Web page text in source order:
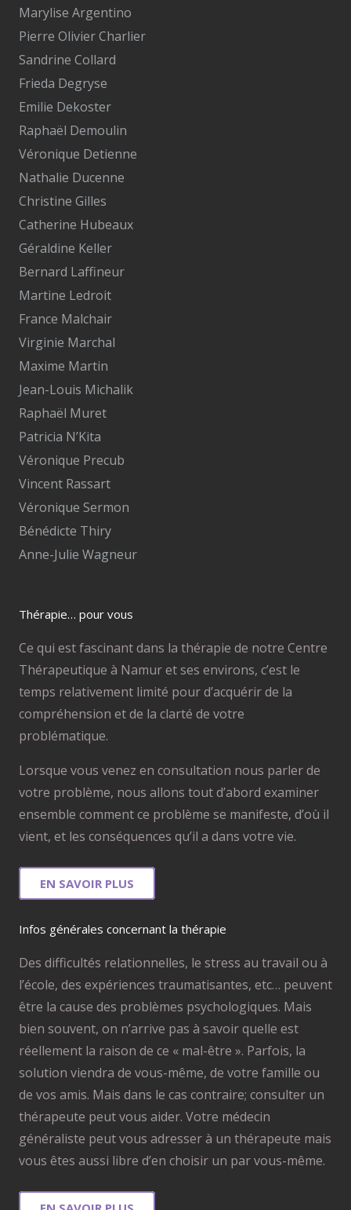
Marylise Argentino
Pierre Olivier Charlier
Sandrine Collard
Frieda Degryse
Emilie Dekoster
Raphaël Demoulin
Véronique Detienne
Nathalie Ducenne
Christine Gilles
Catherine Hubeaux
Géraldine Keller
Bernard Laffineur
Martine Ledroit
France Malchair
Virginie Marchal
Maxime Martin
Jean-Louis Michalik
Raphaël Muret
Patricia N’Kita
Véronique Precub
Vincent Rassart
Véronique Sermon
Bénédicte Thiry
Anne-Julie Wagneur
Thérapie… pour vous
Ce qui est fascinant dans la thérapie de notre Centre
Thérapeutique à Namur et ses environs, c’est le
temps relativement limité pour d’acquérir de la
compréhension et de la clarté de votre
problématique.
Lorsque vous venez en consultation nous parler de
votre problème, nous allons tout d’abord examiner
ensemble comment ce problème se manifeste, d’où il
vient, et les conséquences qu’il a dans votre vie.
EN SAVOIR PLUS
Infos générales concernant la thérapie
Des difficultés relationnelles, le stress au travail ou à
l’école, des expériences traumatisantes, etc… peuvent
être la cause des problèmes psychologiques. Mais
bien souvent, on n’arrive pas à savoir quelle est
réellement la raison de ce « mal-être ». Parfois, la
solution viendra de vous-même, de votre famille ou
de vos amis. Mais dans le cas contraire; consulter un
thérapeute peut vous aider. Votre médecin
généraliste peut vous adresser à un thérapeute mais
vous êtes aussi libre d’en choisir un par vous-même.